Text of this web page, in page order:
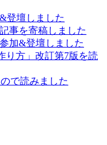
登壇しました
事を寄稿しました
加&登壇しました
り方」改訂第7版を読
で読みました